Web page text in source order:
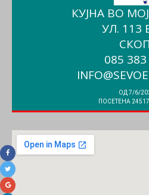
КУЈНА ВО
УЛ. 113
085
ОД 7/6/
ПОСЕТЕНА